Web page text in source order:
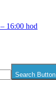
16:00 hod
Search Button